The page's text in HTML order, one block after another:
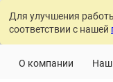
Для улучшения
соответствии с нашей
О компании